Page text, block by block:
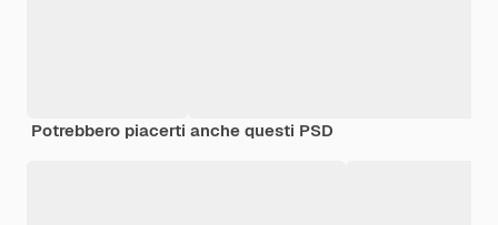
Potrebbero piacerti anche questi PSD